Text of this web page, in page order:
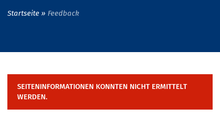
Startseite Feedback
SEITENINFORMATIONEN KONNTEN NICHT ERMITTELT
WERDEN.